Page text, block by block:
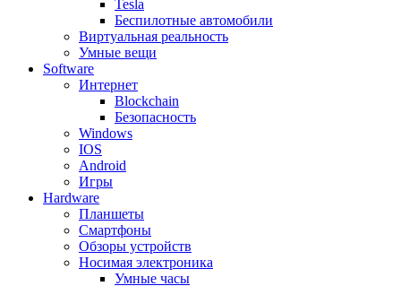
Tesla
Беспилотные автомобили
Виртуальная реальность
Умные вещи
Software
Интернет
Blockchain
Безопасность
Windows
IOS
Android
Игры
Hardware
Планшеты
Смартфоны
Обзоры устройств
Носимая электроника
Умные часы